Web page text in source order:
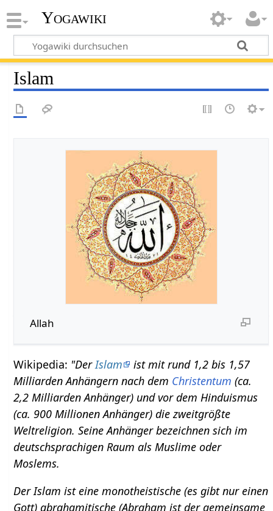
Yogawiki
Islam
Allah
Wikipedia: "DerIslam
ist mit rund 1,2 bis 1,57
Milliarden Anhängern nach dem Christentum (ca.
2,2 Milliarden Anhänger) und vor dem Hinduismus
(ca. 900 Millionen Anhänger) die zweitgrößte
Weltreligion. Seine Anhänger bezeichnen sich im
deutschsprachigen Raum als Muslime oder
Moslems.
Der Islam ist eine monotheistische (es gibt nur einen
Gott) abrahamitische (Abraham ist der gemeinsame